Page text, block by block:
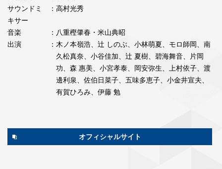
サウンドミ
キサー
：高村光秀
音楽
：八重樫肇春・米山典昭
出演
：木ノ本嶺浩、辻 しのぶ、小林萌夏、モロ師岡、南
久松真奈、小谷佳加、辻 夏樹、碧海舞音、片岡
功、森 惠美、小宮孝泰、岡安弥生、上村依子、渡
邊利泉、佐伯日菜子、五味多恵子、小金井宣夫、
有賀ひろみ、伊藤 勉
オフィシャルサイト